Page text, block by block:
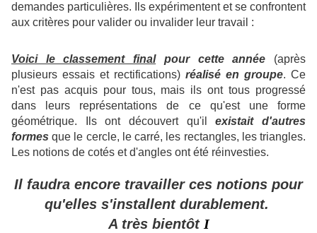
demandes particulières. Ils expérimentent et se confrontent
aux critères pour valider ou invalider leur travail :
Voici le classement finalpour cette année (après
plusieurs essais et rectifications) réalisé en groupe. Ce
n'est pas acquis pour tous, mais ils ont tous progressé
dans leurs représentations de ce qu'est une forme
géométrique. Ils ont découvert qu'ilexistait d'autres
formes que le cercle, le carré, les rectangles, les triangles.
Les notions de cotés et d'angles ont été réinvesties.
Il faudra encore travailler ces notions pour
qu'elles s'installent durablement.
A très bientôt I